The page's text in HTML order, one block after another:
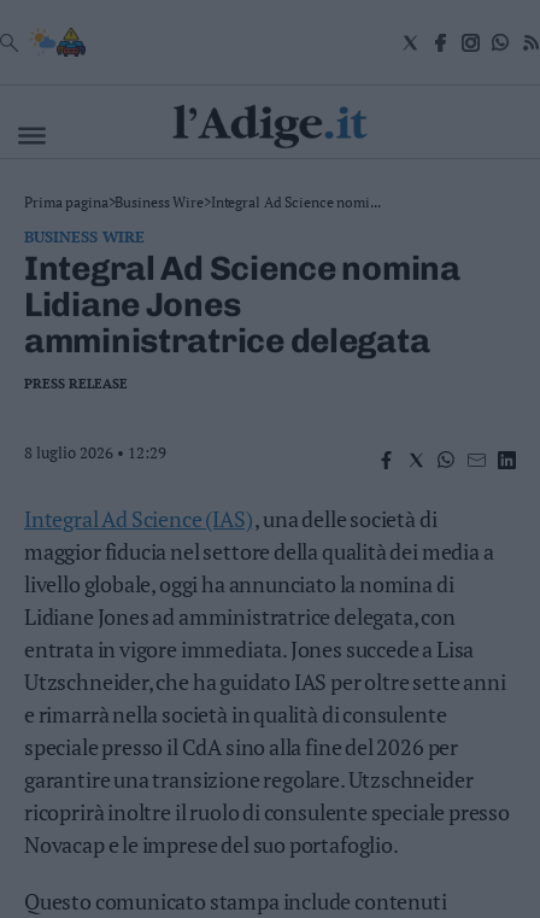
VAI
Cronaca
Attualità
Economia
Cultura
e
Spettacoli
Salute
e
Benessere
Tecnologia
Foto
Video
Business
Wire
Territori
Trento
Rovereto
Pergine
Riva
–
Sarca
Ledro
Prima pagina>Business Wire>Integral Ad Science nomi...
BUSINESS WIRE
Integral Ad Science nomina
Lidiane Jones
amministratrice delegata
PRESS RELEASE
8 luglio 2026 • 12:29
Integral Ad Science (IAS), una delle società di
maggior fiducia nel settore della qualità dei media a
livello globale, oggi ha annunciato la nomina di
Lidiane Jones ad amministratrice delegata, con
entrata in vigore immediata. Jones succede a Lisa
Utzschneider, che ha guidato IAS per oltre sette anni
e rimarrà nella società in qualità di consulente
speciale presso il CdA sino alla fine del 2026 per
garantire una transizione regolare. Utzschneider
ricoprirà inoltre il ruolo di consulente speciale presso
Novacap e le imprese del suo portafoglio.
Questo comunicato stampa include contenuti